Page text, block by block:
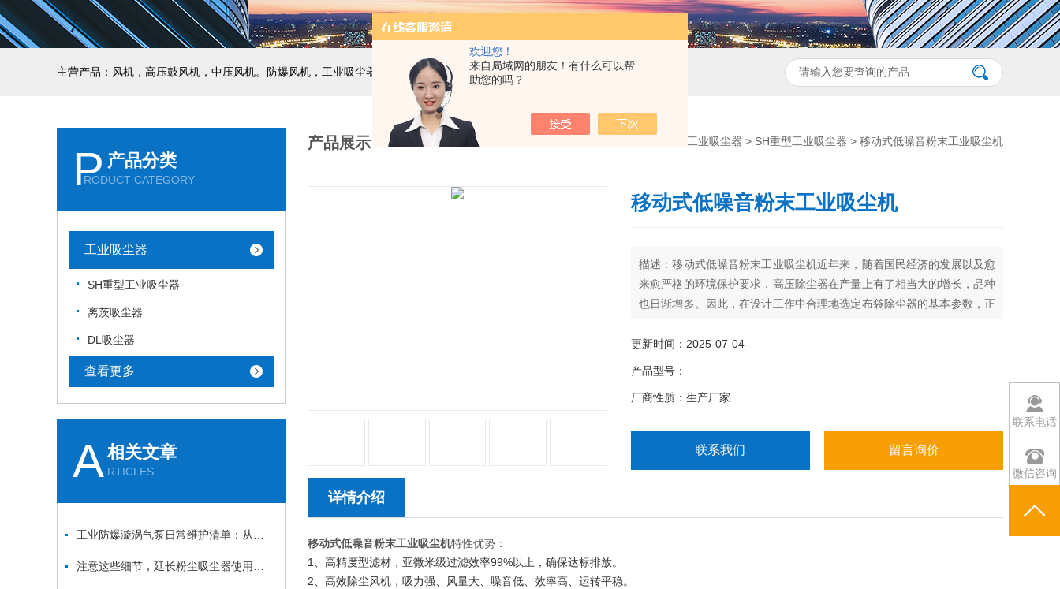
欢迎您！
来自局域网的朋友！有什么可以帮
助您的吗？
主营产品：风机，高压鼓风机，中压风机。防爆风机，工业吸尘器，工业集尘机，减速机，电机
P 产品分类
RODUCT CATEGORY
工业吸尘器
SH重型工业吸尘器
离茨吸尘器
DL吸尘器
查看更多
A相关文章
RTICLES
产品展示 工业吸尘器 > SH重型工业吸尘器 > 移动式低噪音粉末工业吸尘机
移动式低噪音粉末工业吸尘机
描述：移动式低噪音粉末工业吸尘机近年来，随着国民经济的发展以及愈
来愈严格的环境保护要求，高压除尘器在产量上有了相当大的增长，品种
也日渐增多。因此，在设计工作中合理地选定布袋除尘器的基本参数，正
对于提高设备处理含尘气体的能力，降低设备投资从而减少工程造价，也
具有极重要的经济意义。
更新时间：2025-07-04
产品型号：
厂商性质：生产厂家
联系我们 留言询价
详情介绍
移动式低噪音粉末工业吸尘机特性优势：
1、高精度型滤材，亚微米级过滤效率99%以上，确保达标排放。
2、高效除尘风机，吸力强、风量大、噪音低、效率高、运转平稳。
联系电话
微信咨询